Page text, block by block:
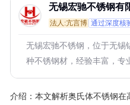
无锡宏驰不锈钢有
法人:亢言博 通过深度核
无锡宏驰不锈钢，位于无锡
种不锈钢材，经验丰富，专
介绍： 本文解析奥氏体不锈钢